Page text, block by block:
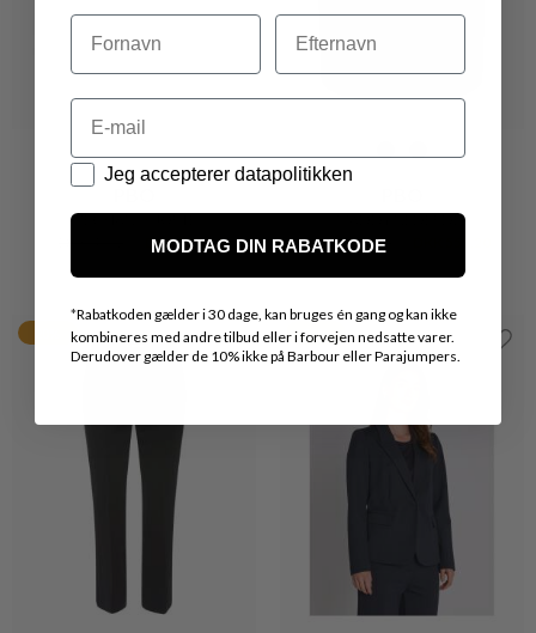
MEGHAN SKJORTE
DKK 399,20
MADDY NEDERDEL
DKK 699,-
20%
Navn Efternavn
Email
Datapolitik
Jeg accepterer datapolitikken
MODTAG DIN RABATKODE
*Rabatkoden gælder i 30 dage, kan bruges én gang og kan ikke
kombineres med andre tilbud eller i forvejen nedsatte varer.
Derudover gælder de 10% ikke på Barbour eller Parajumpers.